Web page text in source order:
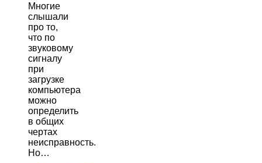
Многие
слышали
про то,
что по
звуковому
сигналу
при
загрузке
компьютера
можно
определить
в общих
чертах
неисправность.
Но…